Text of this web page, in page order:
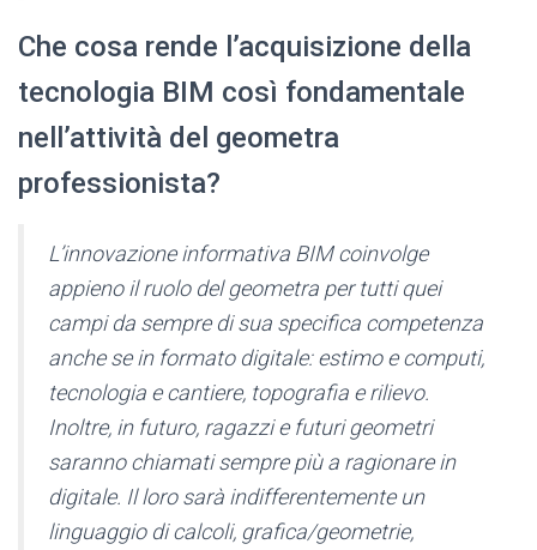
Che cosa rende l’acquisizione della
tecnologia BIM così fondamentale
nell’attività del geometra
professionista?
L’innovazione informativa BIM coinvolge
appieno il ruolo del geometra per tutti quei
campi da sempre di sua specifica competenza
anche se in formato digitale: estimo e computi,
tecnologia e cantiere, topografia e rilievo.
Inoltre, in futuro, ragazzi e futuri geometri
saranno chiamati sempre più a ragionare in
digitale. Il loro sarà indifferentemente un
linguaggio di calcoli, grafica/geometrie,